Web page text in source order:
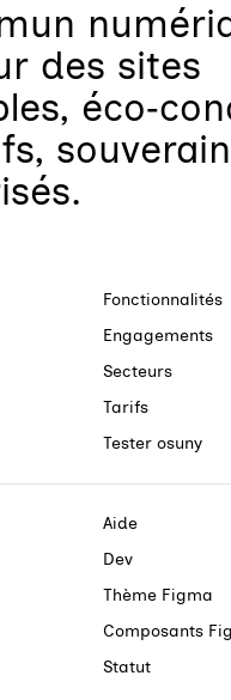
des sites
Fonctionnalités
Engagements
Secteurs
Tarifs
Tester osuny
Aide
Dev
Thème Figma
Composants
Statut